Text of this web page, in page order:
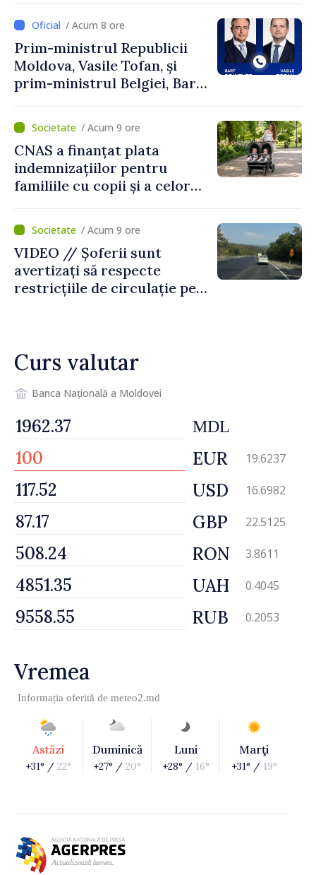
/ Acum 8 ore
Prim-ministrul Republicii
Moldova, Vasile Tofan, și
prim-ministrul Belgiei, Bart
despre parcursul european
al Republicii Moldova.
/ Acum 9 ore
CNAS a finanțat plata
indemnizațiilor pentru
familiile cu copii și a celor
temporară de muncă
/ Acum 9 ore
VIDEO // Șoferii sunt
avertizați să respecte
restricțiile de circulație pe
Curs valutar
Banca Națională a Moldovei
MDL
EUR 19.6237
USD 16.6982
GBP 22.5125
RON 3.8611
UAH 0.4045
RUB 0.2053
Vremea
Informația oferită de meteo2.md
Astăzi
+31° / 22°
Duminică
+27° / 20°
Luni
+28° / 16°
Marţi
+31° / 19°